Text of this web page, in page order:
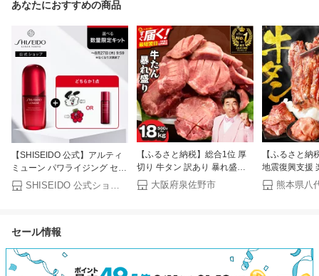
あなたにおすすめの商品
【SHISEIDO 公式】アルティ
ミューン パワライジング セラ
ム | SHISEIDO 資生堂 シセイ
ドウ | 美容液 うるおい 保湿
SHISEIDO 公式ショップ
【ふるさと納税】総合1位 厚
切り 牛タン 訳あり 暴れ盛り
牛たん うなぎ 塩たん 食べ比
べ セット プレミアム たん元
大阪府泉佐野市
【ふるさと納
地震復興支援
【訳あり】牛
肉 牛肉 訳あ
熊本県八
セール情報